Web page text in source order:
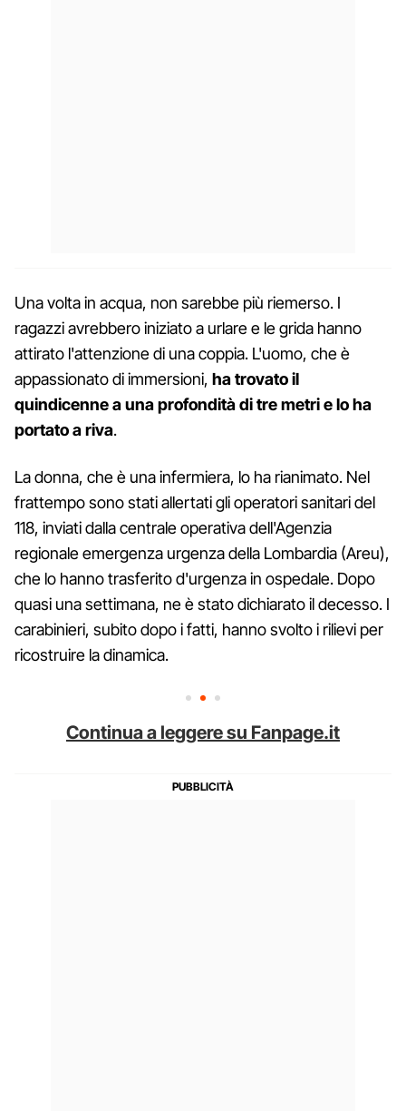
Una volta in acqua, non sarebbe più riemerso. I
ragazzi avrebbero iniziato a urlare e le grida hanno
attirato l'attenzione di una coppia. L'uomo, che è
appassionato di immersioni, ha trovato il
quindicenne a una profondità di tre metri e lo ha
portato a riva.
La donna, che è una infermiera, lo ha rianimato. Nel
frattempo sono stati allertati gli operatori sanitari del
118, inviati dalla centrale operativa dell'Agenzia
regionale emergenza urgenza della Lombardia (Areu),
che lo hanno trasferito d'urgenza in ospedale. Dopo
quasi una settimana, ne è stato dichiarato il decesso. I
carabinieri, subito dopo i fatti, hanno svolto i rilievi per
ricostruire la dinamica.
Continua a leggere su Fanpage.it